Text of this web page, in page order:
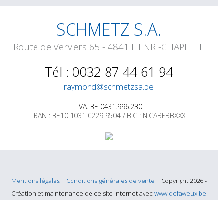
SCHMETZ S.A.
Route de Verviers 65 - 4841 HENRI-CHAPELLE
Tél : 0032 87 44 61 94
raymond@schmetzsa.be
TVA. BE 0431.996.230
IBAN : BE10 1031 0229 9504 / BIC : NICABEBBXXX
Mentions légales | Conditions générales de vente | Copyright 2026 -
Création et maintenance de ce site internet avecwww.defaweux.be